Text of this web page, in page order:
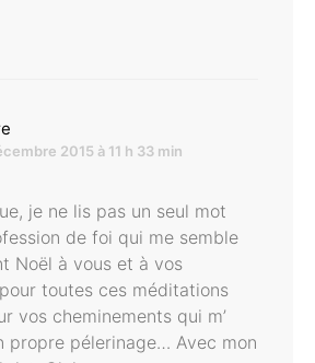
2015 à 11 h 33 min
je ne lis pas un seul mot
de foi qui me semble
Noël à vous et à vos
toutes ces méditations
vos cheminements qui m’
propre pélerinage… Avec mon